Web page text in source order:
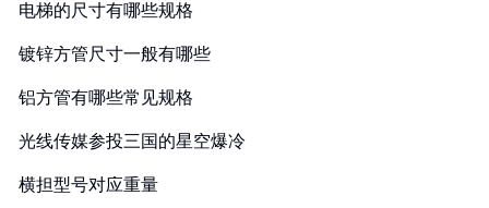
电梯的尺寸有哪些规格
镀锌方管尺寸一般有哪些
铝方管有哪些常见规格
光线传媒参投三国的星空爆冷
横担型号对应重量